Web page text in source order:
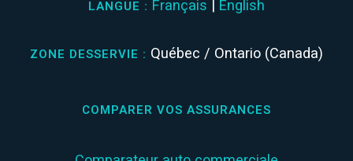
LANGUE : Français | English
ZONE DESSERVIE : Québec / Ontario (Canada)
COMPARER VOS ASSURANCES